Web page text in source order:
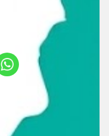
Facebook is